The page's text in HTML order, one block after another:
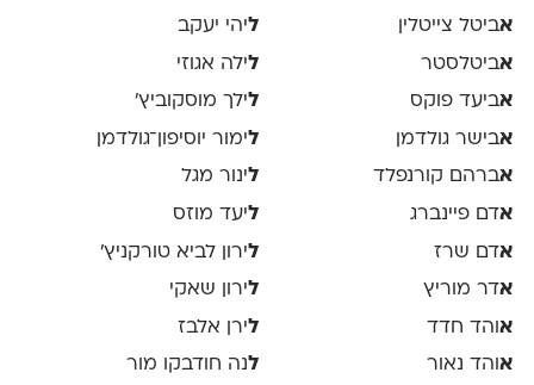
אביטל צייטלין
אביטלסטר
אביעד פוקס
אבישר גולדמן
אברהם קורנפלד
אדם פיינברג
אדם שרז
אדר מוריץ
אוהד חדד
אוהד נאור
ליהי יעקב
לילה אגוזי
לילך מוסקוביץ'
לימור יוסיפון־גולדמן
לינור מגל
ליעד מוזס
לירון לביא טורקניץ׳
לירון שאקי
לירן אלבז
לנה חודבקו מור